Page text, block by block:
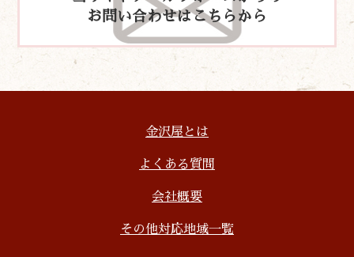
お問い合わせはこちらから
金沢屋とは
よくある質問
会社概要
その他対応地域一覧